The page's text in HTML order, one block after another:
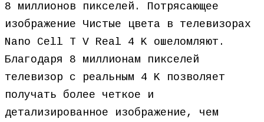
8 миллионов пикселей. Потрясающее
изображение Чистые цвета в телевизорах
Nano Cell T V Real 4 K ошеломляют.
Благодаря 8 миллионам пикселей
телевизор с реальным 4 K позволяет
получать более четкое и
детализированное изображение, чем